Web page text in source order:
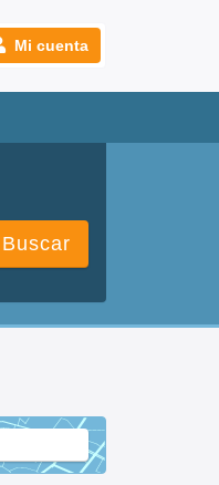
Mi cuenta
Buscar